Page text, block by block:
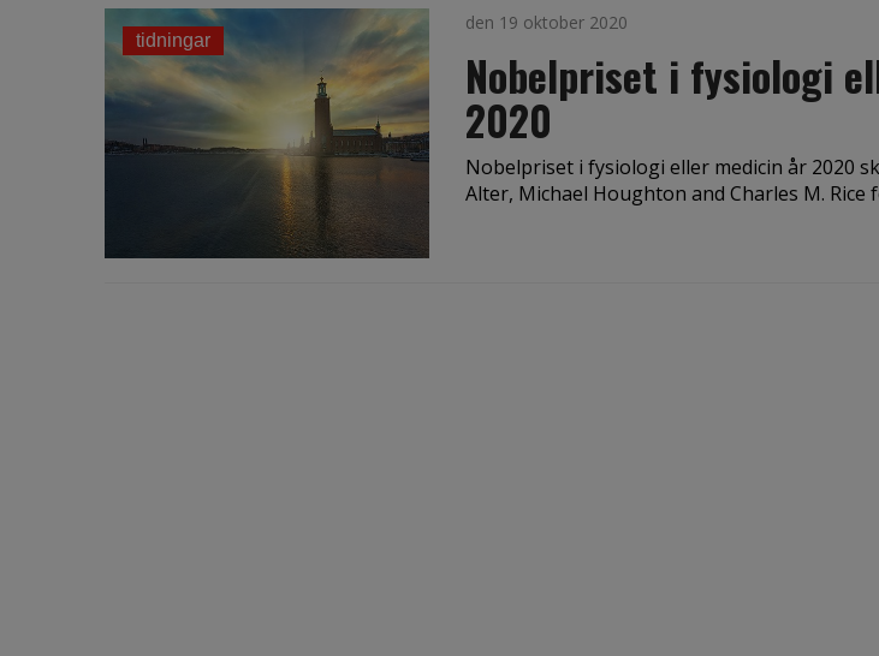
tidningar
den 19 oktober 2020
Nobelpriset i fysiologi
2020
Nobelpriset i fysiologi eller medicin år 2020
Alter, Michael Houghton and Charles M. Rice